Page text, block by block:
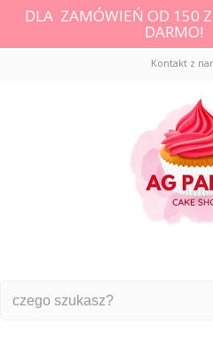
DLA ZAMÓWIEŃ OD 150
DARMO!
Kontakt z